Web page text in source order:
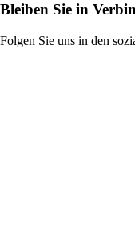
Bleiben Sie in
Folgen Sie uns in den